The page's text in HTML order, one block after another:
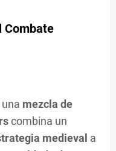
Combate
mezcla de
combina un
medieval a